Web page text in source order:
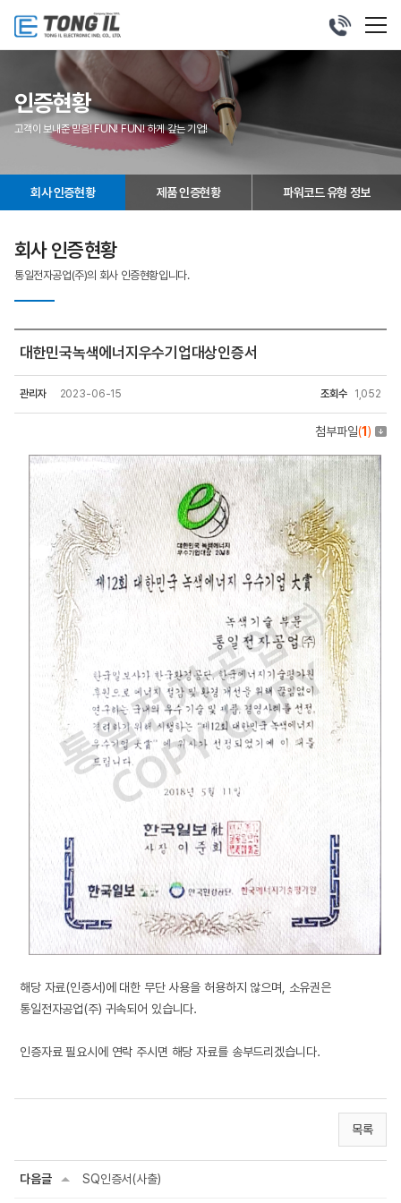
032-
677-
인증현황
고객이 보내준 믿음! FUN! FUN! 하게 갚는 기업!
회사 인증현황 제품 인증현황 파워코드 유형 정보
회사 인증현황
통일전자공업(주)의 회사 인증현황입니다.
대한민국녹색에너지우수기업대상인증서
관리자 2023-06-15 조회수 1,052
첨부파일(1)
해당 자료(인증서)에 대한 무단 사용을 허용하지 않으며, 소유권은
통일전자공업(주) 귀속되어 있습니다.
인증자료 필요시에 연락 주시면 해당 자료를 송부드리겠습니다.
목록
다음글 SQ인증서(사출)